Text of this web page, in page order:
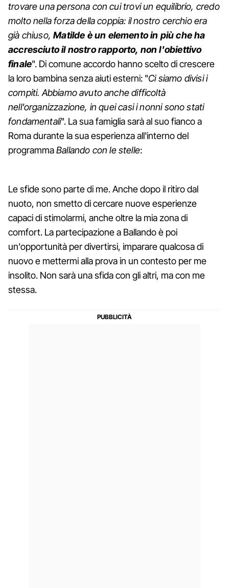
trovare una persona con cui trovi un equilibrio, credo
molto nella forza della coppia: il nostro cerchio era
già chiuso,Matilde è un elemento in più che ha
accresciuto il nostro rapporto, non l'obiettivo
finale". Di comune accordo hanno scelto di crescere
la loro bambina senza aiuti esterni: "Ci siamo divisi i
compiti. Abbiamo avuto anche difficoltà
nell'organizzazione, in quei casi i nonni sono stati
fondamentali". La sua famiglia sarà al suo fianco a
Roma durante la sua esperienza all'interno del
programmaBallando con le stelle:
Le sfide sono parte di me. Anche dopo il ritiro dal
nuoto, non smetto di cercare nuove esperienze
capaci di stimolarmi, anche oltre la mia zona di
comfort. La partecipazione a Ballando è poi
un'opportunità per divertirsi, imparare qualcosa di
nuovo e mettermi alla prova in un contesto per me
insolito. Non sarà una sfida con gli altri, ma con me
stessa.